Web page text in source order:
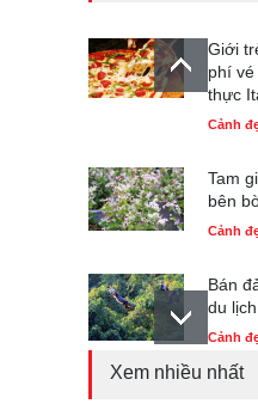
Giới
phí
thực
Cảnh
Tam
bên
Cảnh
Bán
du
Cảnh
Xem nhiều nhất